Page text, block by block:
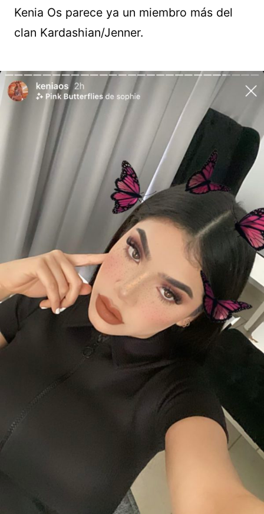
Kenia Os parece ya un miembro más del
clan Kardashian/Jenner.